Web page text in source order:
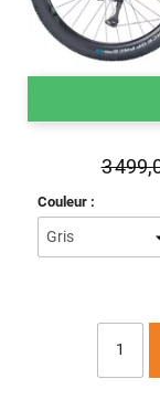
Couleur :
3